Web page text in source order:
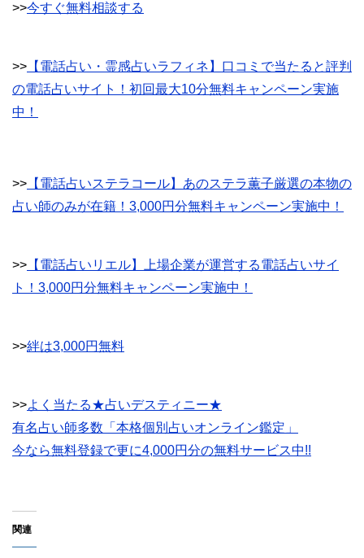
>>今すぐ無料相談する
>> 【電話占い・霊感占いラフィネ】口コミで当たると評判
の電話占いサイト！初回最大10分無料キャンペーン実施
中！
>> 【電話占いステラコール】あのステラ薫子厳選の本物の
占い師のみが在籍！3,000円分無料キャンペーン実施中！
>> 【電話占いリエル】上場企業が運営する電話占いサイ
ト！3,000円分無料キャンペーン実施中！
>>絆は3,000円無料
>>よく当たる★占いデスティニー★
有名占い師多数「本格個別占いオンライン鑑定」
今なら無料登録で更に4,000円分の無料サービス中!!
関連